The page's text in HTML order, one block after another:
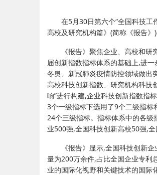
在5月30日第六个“全国科技工
高校及研究机构篇》(简称《报告
《报告》聚焦企业、高校和
届创新指数指标体系的基础上,进
冬奥、新冠肺炎疫情防控领域做出
高校科技创新指数、研究机构科技
响”进行构建,企业科技创新指数指
3个一级指标下选用了9个二级指
24个三级指标。指标体系中的各
业500强,全国科技创新高校50强,全
《报告》显示,全国科技创新
量为200万余件,占比全国企业专利
业的国际化视野和关键技术的国际